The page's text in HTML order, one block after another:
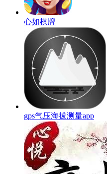
心如棋牌
gps气压海拔测量app